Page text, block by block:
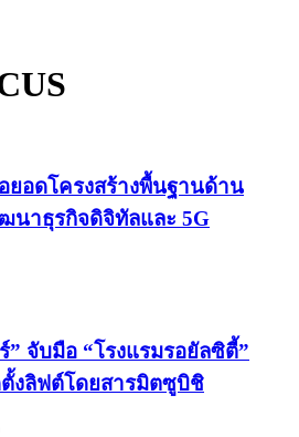
ยอดโครงสร้างพื้นฐานด้าน
นาธุรกิจดิจิทัลและ 5G
” จับมือ “โรงแรมรอยัลซิตี้”
งลิฟต์โดยสารมิตซูบิชิ